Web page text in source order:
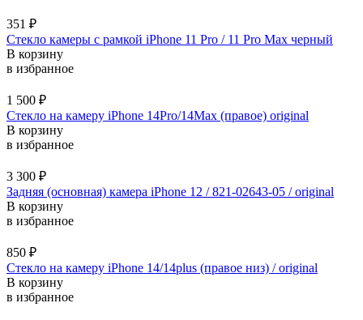
351 ₽
Стекло камеры с рамкой iPhone 11 Pro / 11 Pro Max черный
В корзину
в избранное
1 500 ₽
Стекло на камеру iPhone 14Pro/14Max (правое) original
В корзину
в избранное
3 300 ₽
Задняя (основная) камера iPhone 12 / 821-02643-05 / original
В корзину
в избранное
850 ₽
Стекло на камеру iPhone 14/14plus (правое низ) / original
В корзину
в избранное